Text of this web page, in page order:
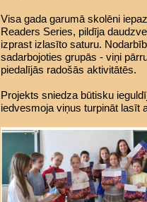
Visa gada garumā skolēni
Readers Series, pildīja
izprast izlasīto saturu.
sadarbojoties grupās - viņi
piedalījās radošās aktivitātēs.
Projekts sniedza būtisku
iedvesmoja viņus turpināt lasīt